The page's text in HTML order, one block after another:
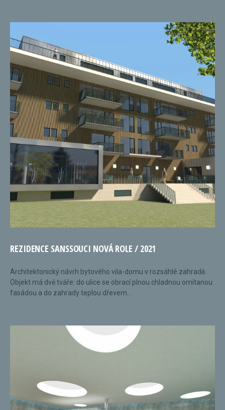
REZIDENCE SANSSOUCI NOVÁ ROLE / 2021
Architektonický návrh bytového vila-domu v rozsáhlé zahradě.
Objekt má dvě tváře: do ulice se obrací plnou chladnou omítanou
fasádou a do zahrady teplou dřevem...